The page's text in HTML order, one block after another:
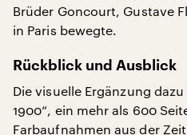
Brüder Goncourt, Gustave
in Paris bewegte.
Rückblick und Ausblick
Die visuelle Ergänzung
1900“, ein mehr als 600
Farbaufnahmen aus der